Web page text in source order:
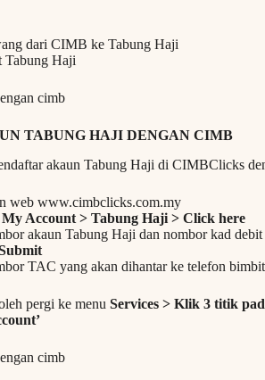
dari CIMB ke Tabung Haji
Tabung Haji
TABUNG HAJI DENGAN CIMB
akaun Tabung Haji di CIMBClicks
web www.cimbclicks.com.my
My Account > Tabung Haji > Click here
akaun Tabung Haji dan nombor kad debit
TAC yang akan dihantar ke telefon
pergi ke menu Services > Klik 3 titik